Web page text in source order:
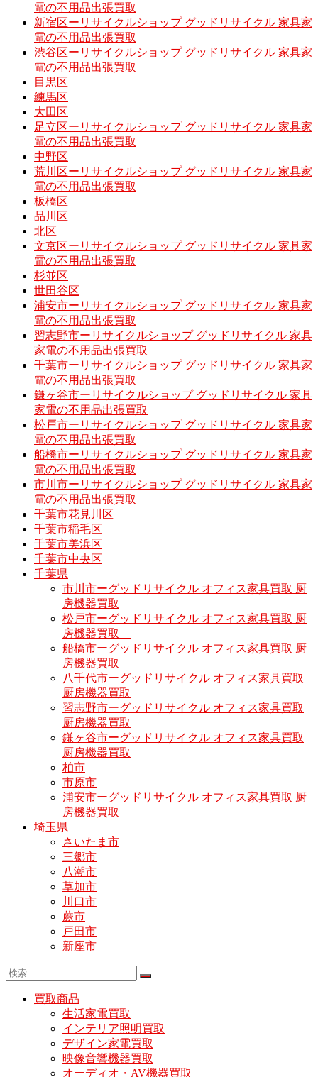
電の不用品出張買取
新宿区ーリサイクルショップ グッドリサイクル 家具家
電の不用品出張買取
渋谷区ーリサイクルショップ グッドリサイクル 家具家
電の不用品出張買取
目黒区
練馬区
大田区
足立区ーリサイクルショップ グッドリサイクル 家具家
電の不用品出張買取
中野区
荒川区ーリサイクルショップ グッドリサイクル 家具家
電の不用品出張買取
板橋区
品川区
北区
文京区ーリサイクルショップ グッドリサイクル 家具家
電の不用品出張買取
杉並区
世田谷区
浦安市ーリサイクルショップ グッドリサイクル 家具家
電の不用品出張買取
習志野市ーリサイクルショップ グッドリサイクル 家具
家電の不用品出張買取
千葉市ーリサイクルショップ グッドリサイクル 家具家
電の不用品出張買取
鎌ヶ谷市ーリサイクルショップ グッドリサイクル 家具
家電の不用品出張買取
松戸市ーリサイクルショップ グッドリサイクル 家具家
電の不用品出張買取
船橋市ーリサイクルショップ グッドリサイクル 家具家
電の不用品出張買取
市川市ーリサイクルショップ グッドリサイクル 家具家
電の不用品出張買取
千葉市花見川区
千葉市稲毛区
千葉市美浜区
千葉市中央区
千葉県
市川市ーグッドリサイクル オフィス家具買取 厨
房機器買取
松戸市ーグッドリサイクル オフィス家具買取 厨
房機器買取
船橋市ーグッドリサイクル オフィス家具買取 厨
房機器買取
八千代市ーグッドリサイクル オフィス家具買取
厨房機器買取
習志野市ーグッドリサイクル オフィス家具買取
厨房機器買取
鎌ヶ谷市ーグッドリサイクル オフィス家具買取
厨房機器買取
柏市
市原市
浦安市ーグッドリサイクル オフィス家具買取 厨
房機器買取
埼玉県
さいたま市
三郷市
八潮市
草加市
川口市
蕨市
戸田市
新座市
買取商品
生活家電買取
インテリア照明買取
デザイン家電買取
映像音響機器買取
オーディオ・AV機器買取